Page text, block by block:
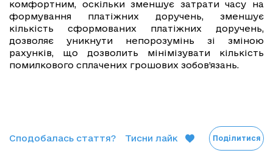
комфортним, оскільки зменшує затрати часу на
формування платіжних доручень, зменшує
кількість сформованих платіжних доручень,
дозволяє уникнути непорозумінь зі зміною
рахунків, що дозволить мінімізувати кількість
помилкового сплачених грошових зобов’язань.
Сподобалась стаття? Тисни лайк Поділитися